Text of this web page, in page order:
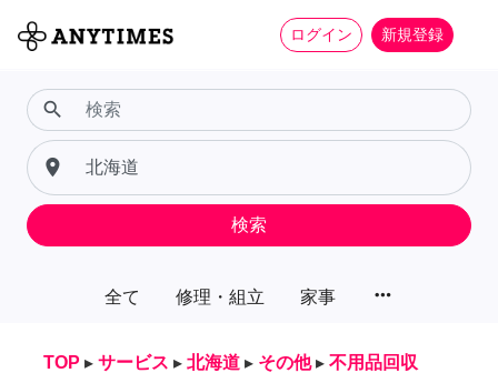
ログイン 新規登録
全て 修理・組立 家事 more_horiz
search
place
検索
TOP ▸ サービス ▸ 北海道 ▸ その他 ▸ 不用品回収